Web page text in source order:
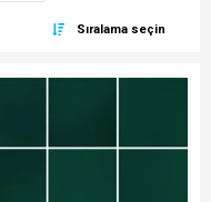
Sıralama seçin